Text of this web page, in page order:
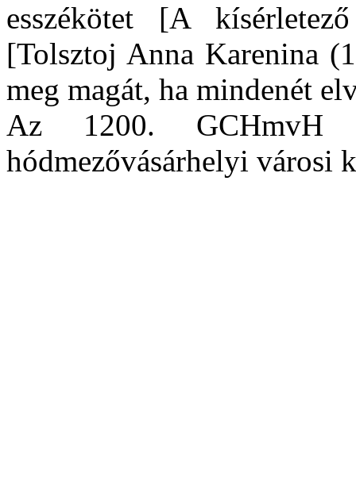
esszékötet [A
[Tolsztoj Anna Karenina
meg magát, ha mindenét
Az 1200. GCHmvH
hódmezővásárhelyi városi